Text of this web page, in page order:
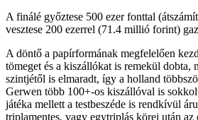
A finálé győztese 500 ezer fonttal
vesztese 200 ezerrel (71.4 millió forint)
A döntő a papírformának megfelelően
tömeget és a kiszállókat is remekül dobta,
szintjétől is elmaradt, így a holland
Gerwen több 100+-os kiszállóval is
játéka mellett a testbeszéde is rendkívül
triplamentes, vagy egytriplás körei után az